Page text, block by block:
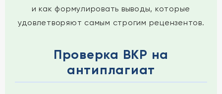
и как формулировать выводы, которые
удовлетворяют самым строгим рецензентов.
Проверка ВКР на
антиплагиат